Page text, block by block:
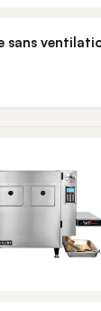
sans